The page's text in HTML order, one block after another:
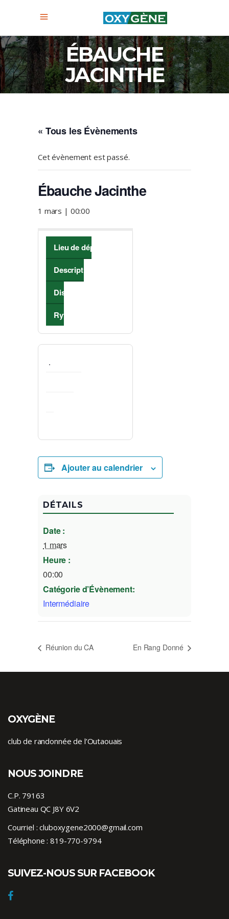
ÉBAUCHE
JACINTHE
« Tous les Évènements
Cet évènement est passé.
Ébauche Jacinthe
1 mars | 00:00
Lieu de départ
Description
Distance
Rythme de marche
.
Ajouter au calendrier
DÉTAILS
Date :
1 mars
Heure :
00:00
Catégorie d’Évènement:
Intermédiaire
Réunion du CA En Rang Donné
OXYGÈNE
club de randonnée de l’Outaouais
NOUS JOINDRE
C.P. 79163
Gatineau QC J8Y 6V2
Courriel :cluboxygene2000@gmail.com
Téléphone :819-770-9794
SUIVEZ-NOUS SUR FACEBOOK